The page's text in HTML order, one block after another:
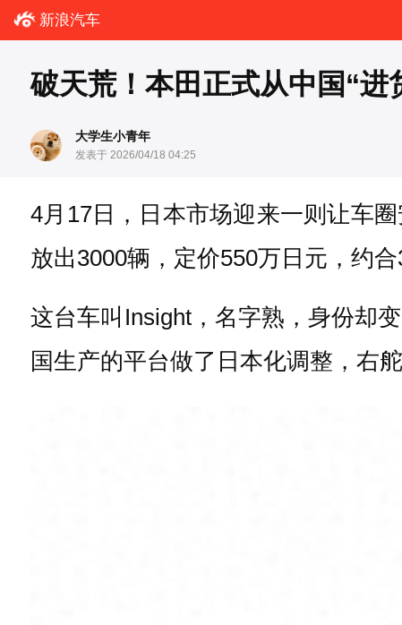
新浪汽车
破天荒！本田正式从中国“
大学生小青年
发表于 2026/04/18 04:25
4月17日，日本市场迎来一则让车
放出3000辆，定价550万日元，约
这台车叫Insight，名字熟，身份却
国生产的平台做了日本化调整，右